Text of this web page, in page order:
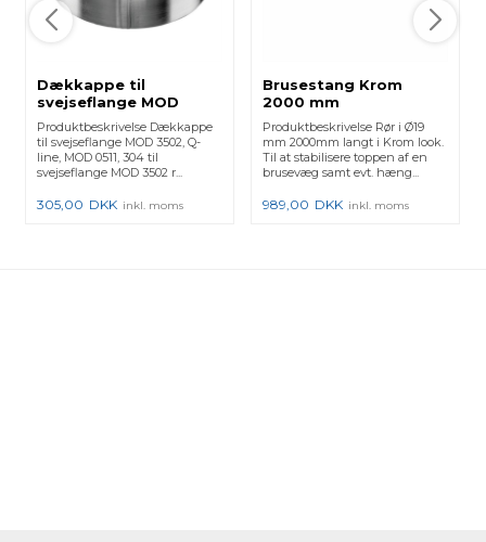
Dækkappe til
svejseflange MOD
3502, Q-line, MOD 0511,
304 - (13051104212)
130511-042-12 - 2 Stk.
Produktbeskrivelse Dækkappe
til svejseflange MOD 3502, Q-
line, MOD 0511, 304 til
svejseflange MOD 3502 r...
305,00 DKK inkl. moms
Brusestang Krom
2000 mm
Produktbeskrivelse Rør i Ø19
mm 2000mm langt i Krom look.
Til at stabilisere toppen af en
brusevæg samt evt. hæng...
989,00 DKK inkl. moms